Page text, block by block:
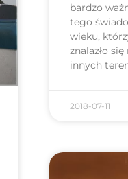
bardzo
tego
wieku,
znalazło
innych
2018-07-11